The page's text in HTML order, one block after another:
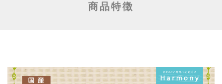
商品特徴